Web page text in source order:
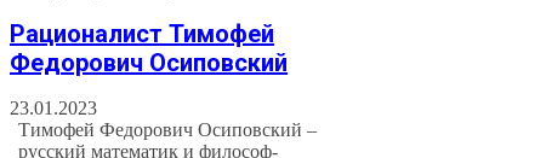
Рационалист Тимофей
Федорович Осиповский
23.01.2023
Тимофей Федорович Осиповский –
русский математик и философ-